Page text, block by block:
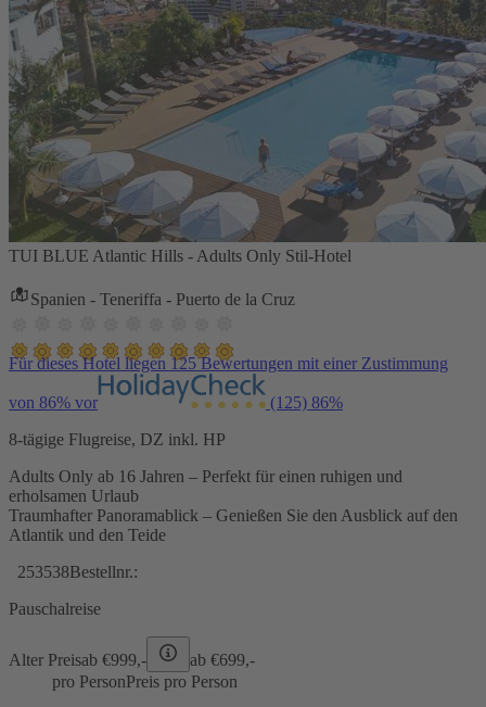
TUI BLUE Atlantic Hills - Adults Only Stil-Hotel
Spanien - Teneriffa - Puerto de la Cruz
Für dieses Hotel liegen 125 Bewertungen mit einer Zustimmung
von 86% vor (125) 86%
8-tägige Flugreise, DZ inkl. HP
Adults Only ab 16 Jahren – Perfekt für einen ruhigen und
erholsamen Urlaub
Traumhafter Panoramablick – Genießen Sie den Ausblick auf den
Atlantik und den Teide
253538Bestellnr.:
Pauschalreise
Alter Preisab €999,- ab €699,-
pro PersonPreis pro Person